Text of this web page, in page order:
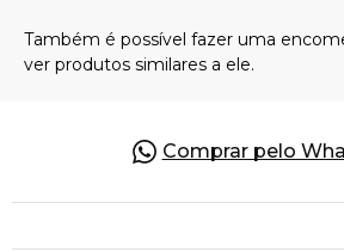
Comprar pelo
Pulseiras
Pedras Preciosas